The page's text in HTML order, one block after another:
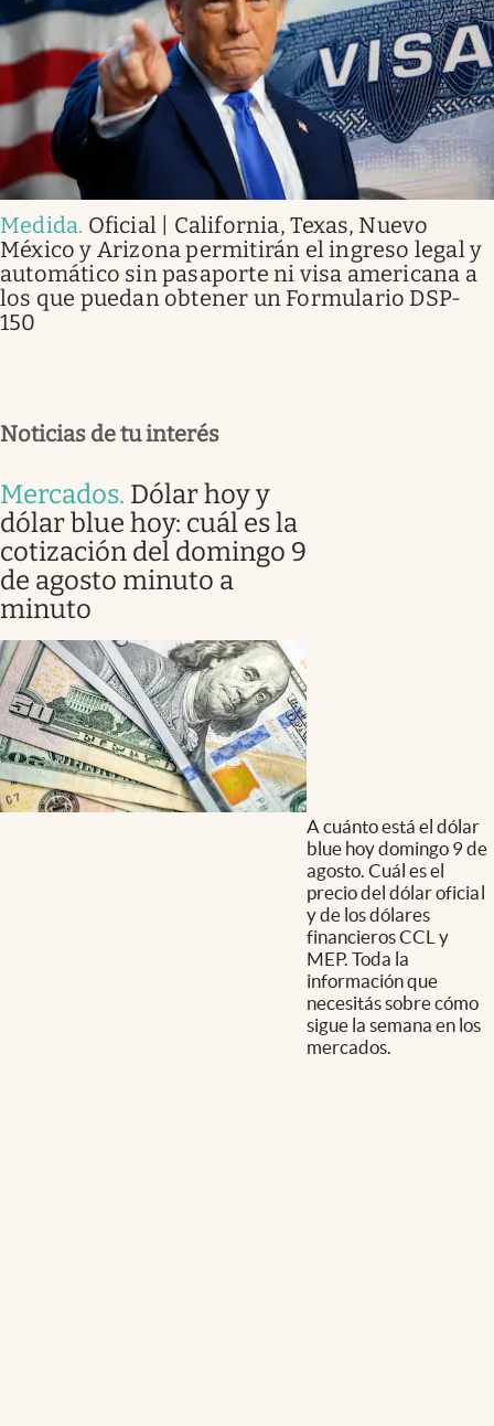
Medida. Oficial | California, Texas, Nuevo
México y Arizona permitirán el ingreso legal y
automático sin pasaporte ni visa americana a
los que puedan obtener un Formulario DSP-
150
Noticias de tu interés
Mercados. Dólar hoy y
dólar blue hoy: cuál es la
cotización del domingo 9
de agosto minuto a
minuto
A cuánto está el dólar
blue hoy domingo 9 de
agosto. Cuál es el
precio del dólar oficial
y de los dólares
financieros CCL y
MEP. Toda la
información que
necesitás sobre cómo
sigue la semana en los
mercados.